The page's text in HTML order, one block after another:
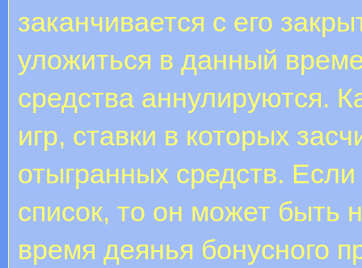
заканчивается с его
уложиться в данный
средства аннулируются.
игр, ставки в которых
отыгранных средств.
список, то он может быть
время деянья бонусного